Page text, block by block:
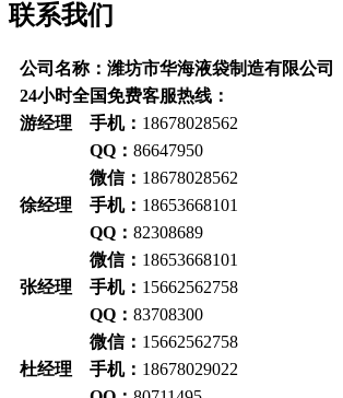
联系我们
公司名称：潍坊市华海液袋制造有限公司
24小时全国免费客服热线：
游经理 手机： 18678028562
QQ： 86647950
微信： 18678028562
徐经理 手机： 18653668101
QQ： 82308689
微信： 18653668101
张经理 手机： 15662562758
QQ： 83708300
微信： 15662562758
杜经理 手机： 18678029022